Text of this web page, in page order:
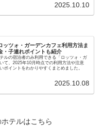
2025.10.10
ッツォ・ガーデンカフェ利用方法ま
・子連れポイントも紹介
ルの宿泊者のみ利用できる「ロッツォ・ガ
て、2025年10月時点での利用方法や注意
ポイントをわかりやすくまとめました。
2025.10.08
テルはこちら